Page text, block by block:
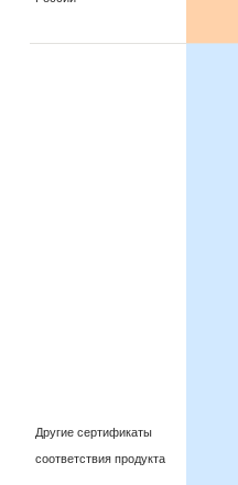
Другие сертификаты
соответствия продукта